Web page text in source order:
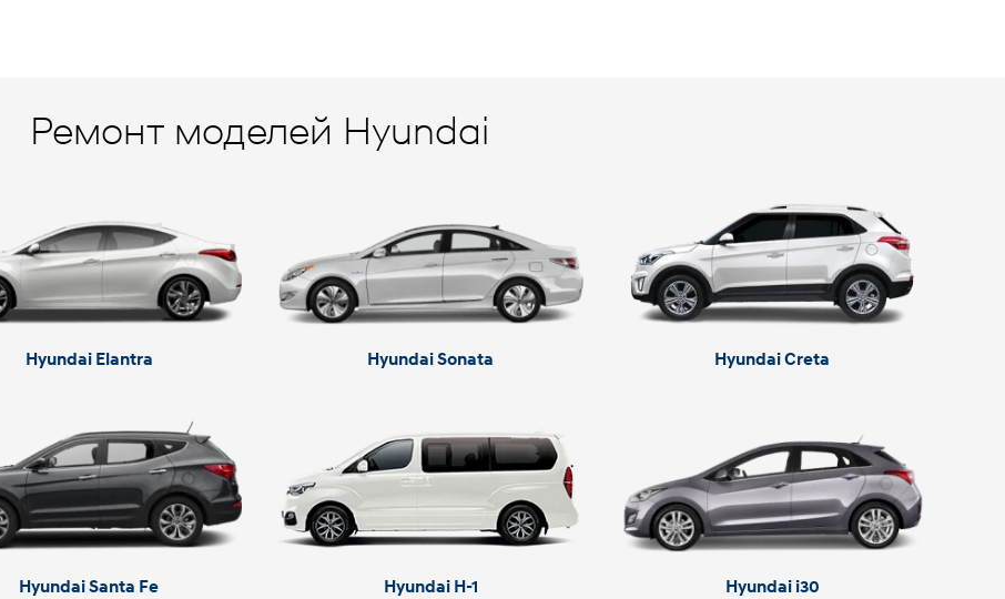
Ремонт моделей Hyundai
Hyundai Elantra Hyundai Sonata Hyundai Creta
Hyundai Santa Fe Hyundai H-1 Hyundai i30